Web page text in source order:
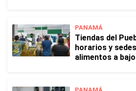
PANAMÁ
Tiendas del
horarios y
alimentos a